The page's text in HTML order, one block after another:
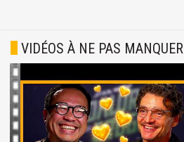
VIDÉOS À NE PAS MANQUER